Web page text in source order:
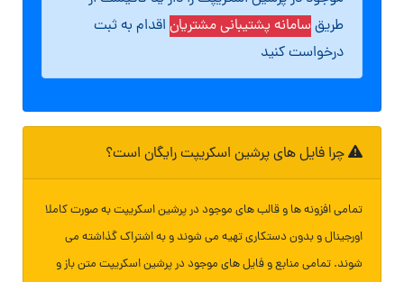
طریقسامانه پشتیبانی مشتریان اقدام به ثبت
درخواست کنید
چرا فایل های پرشین اسکریپت رایگان است؟
تمامی افزونه ها و قالب های موجود در پرشین اسکریپت به صورت کاملا
اورجینال و بدون دستکاری تهیه می شوند و به اشتراک گذاشته می
شوند. تمامی منابع و فایل های موجود در پرشین اسکریپت متن باز و